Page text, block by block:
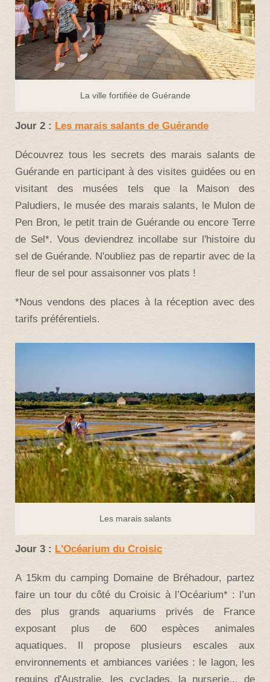
La ville fortifiée de Guérande
Jour 2 : Les marais salants de Guérande
Découvrez tous les secrets des marais salants de
Guérande en participant à des visites guidées ou en
visitant des musées tels que la Maison des
Paludiers, le musée des marais salants, le Mulon de
Pen Bron, le petit train de Guérande ou encore Terre
de Sel*. Vous deviendrez incollabe sur l'histoire du
sel de Guérande. N'oubliez pas de repartir avec de la
fleur de sel pour assaisonner vos plats !
*Nous vendons des places à la réception avec des
tarifs préférentiels.
Les marais salants
Jour 3 : L'Océarium du Croisic
A 15km du camping Domaine de Bréhadour, partez
faire un tour du côté du Croisic à l’Océarium* : l’un
des plus grands aquariums privés de France
exposant plus de 600 espèces animales
aquatiques. Il propose plusieurs escales aux
environnements et ambiances variées : le lagon, les
requins d'Australie, les cyclades, la nurserie... de